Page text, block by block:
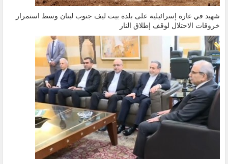
شهيد في غارة إسرائيلية على بلدة بيت ليف جنوب لبنان وسط استمرار
خروقات الاحتلال لوقف إطلاق النار